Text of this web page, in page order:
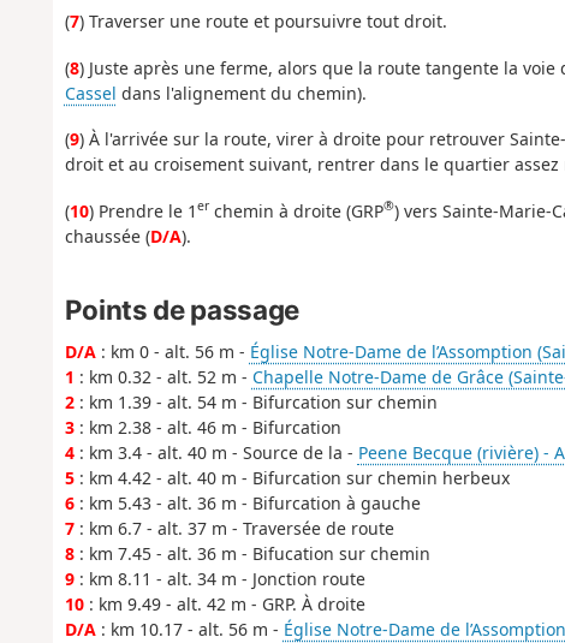
(7) Traverser une route et poursuivre tout droit.
(8) Juste après une ferme, alors que la route tangente la
Cassel dans l'alignement du chemin).
(9) À l'arrivée sur la route, virer à droite pour retrouver
droit et au croisement suivant, rentrer dans le quartier
(10) Prendre le 1 erchemin à droite (GRP®) vers Sainte-Marie-
chaussée (D/A).
Points de passage
D/A: km 0 - alt. 56 m - Église Notre-Dame de l’Assomption
1 : km 0.32 - alt. 52 m - Chapelle Notre-Dame de Grâce
2: km 1.39 - alt. 54 m - Bifurcation sur chemin
3: km 2.38 - alt. 46 m - Bifurcation
4: km 3.4 - alt. 40 m - Source de la - Peene Becque (rivière) -
5: km 4.42 - alt. 40 m - Bifurcation sur chemin herbeux
6: km 5.43 - alt. 36 m - Bifurcation à gauche
7: km 6.7 - alt. 37 m - Traversée de route
8: km 7.45 - alt. 36 m - Bifucation sur chemin
9: km 8.11 - alt. 34 m - Jonction route
10: km 9.49 - alt. 42 m - GRP. À droite
D/A: km 10.17 - alt. 56 m - Église Notre-Dame de